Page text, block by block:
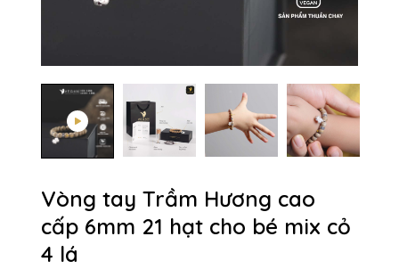
Vòng tay Trầm Hương cao
cấp 6mm 21 hạt cho bé mix cỏ
4 lá